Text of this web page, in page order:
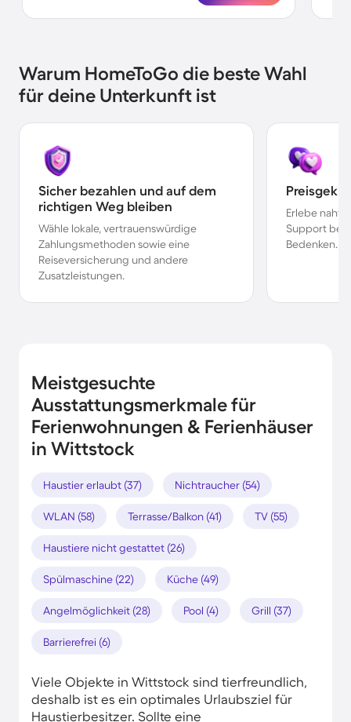
Warum HomeToGo die beste Wahl
für deine Unterkunft ist
Sicher bezahlen und auf dem
richtigen Weg bleiben
Wähle lokale, vertrauenswürdige
Zahlungsmethoden sowie eine
Reiseversicherung und andere
Zusatzleistungen.
Erlebe
Support bei
Bedenken.
Meistgesuchte
Ausstattungsmerkmale für
Ferienwohnungen & Ferienhäuser
in Wittstock
Haustier erlaubt (37) Nichtraucher (54)
WLAN (58) Terrasse/Balkon (41) TV (55)
Haustiere nicht gestattet (26)
Spülmaschine (22) Küche (49)
Angelmöglichkeit (28) Pool (4) Grill (37)
Barrierefrei (6)
Viele Objekte in Wittstock sind tierfreundlich,
deshalb ist es ein optimales Urlaubsziel für
Haustierbesitzer. Sollte eine